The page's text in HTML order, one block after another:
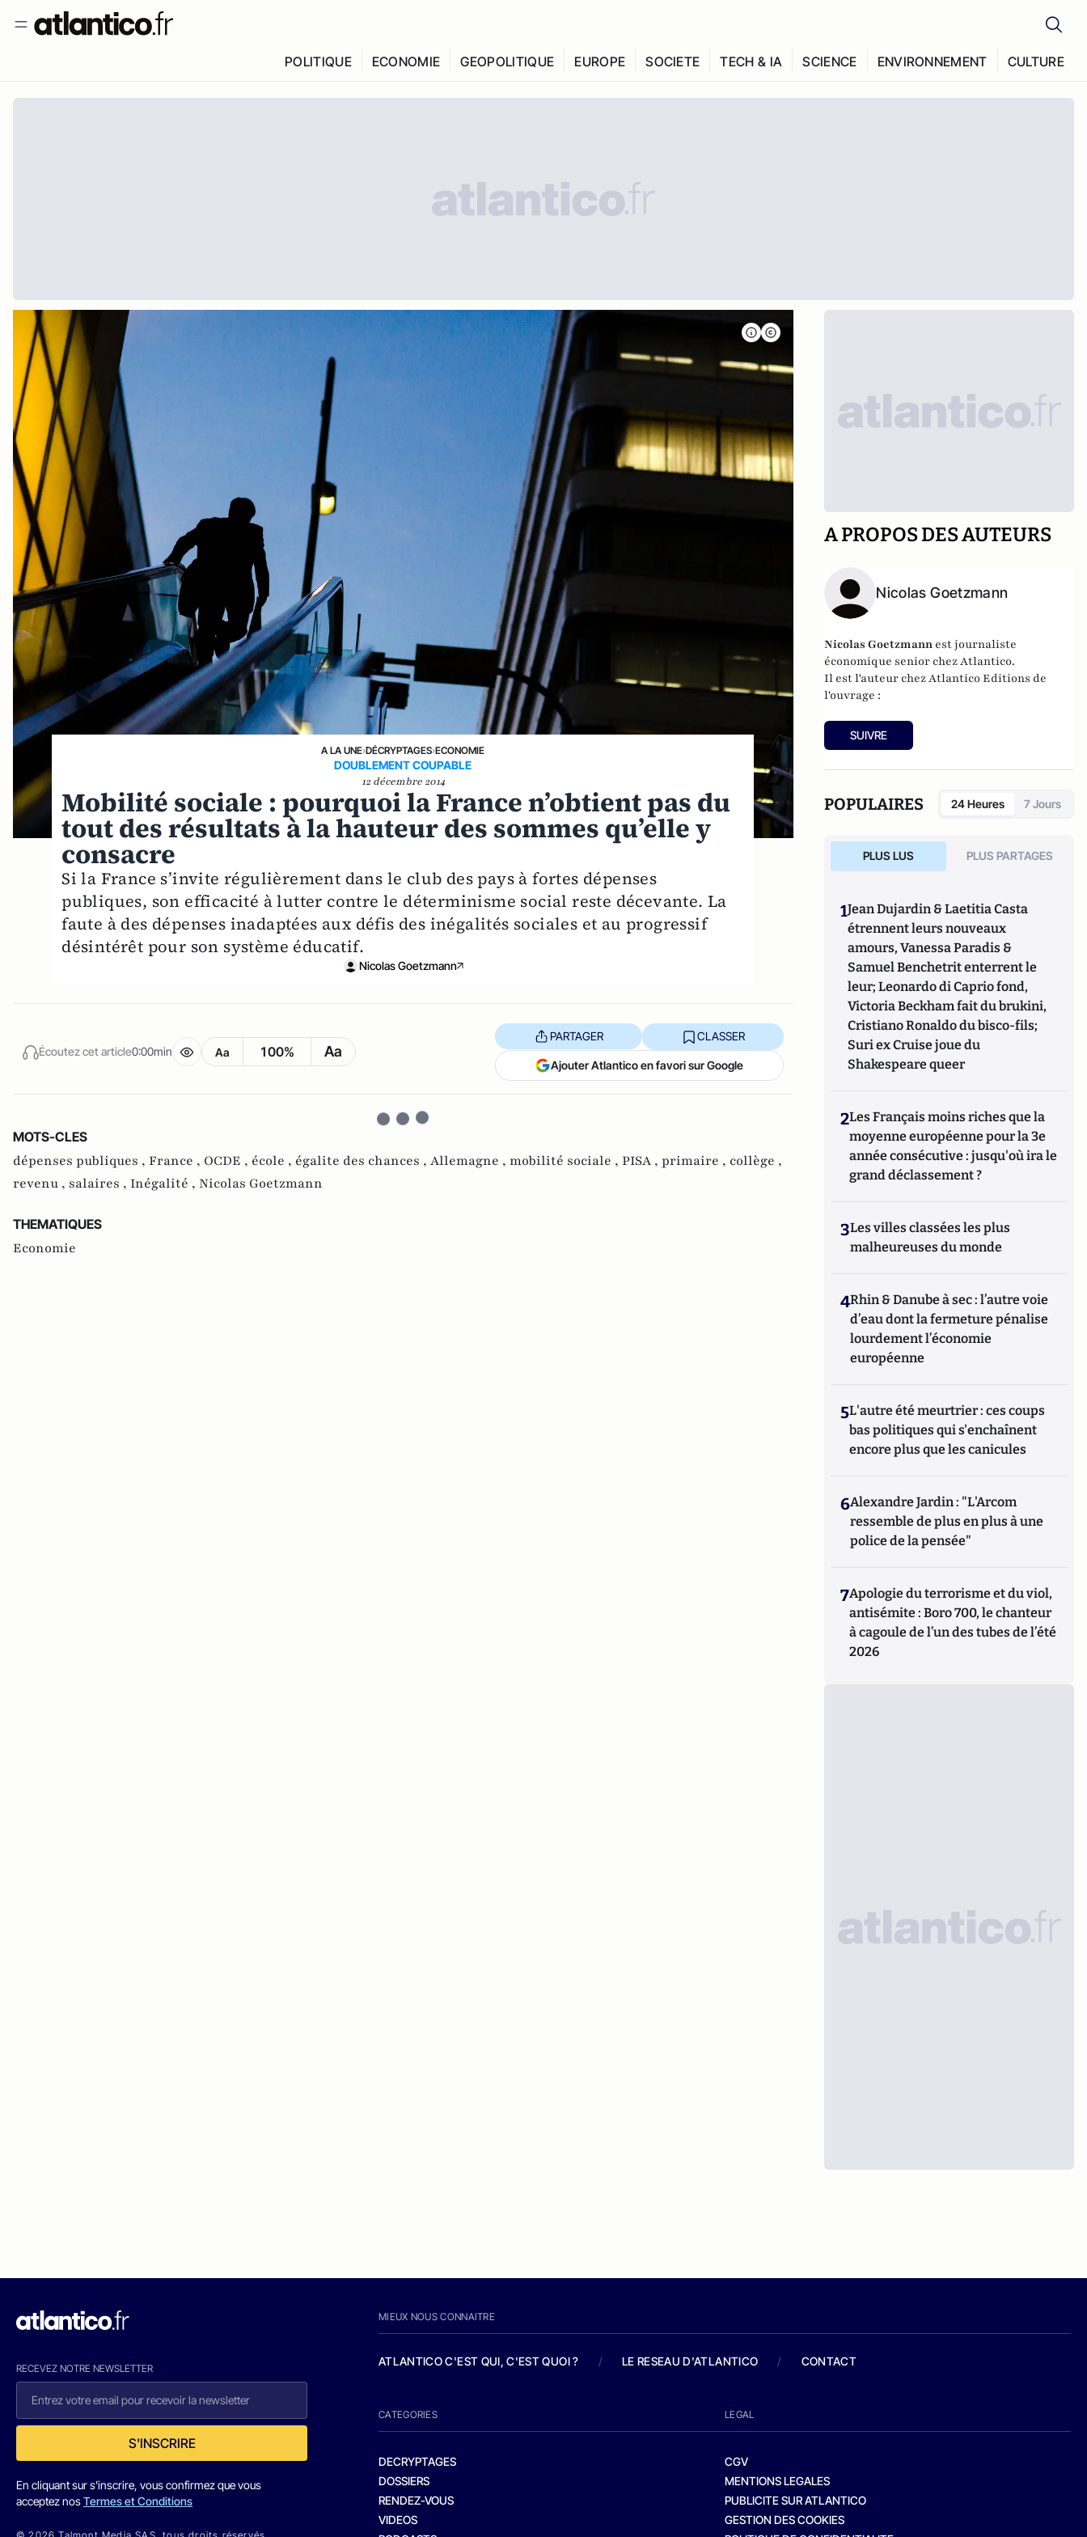
POLITIQUE ECONOMIE GEOPOLITIQUE EUROPE SOCIETE TECH & IA SCIENCE ENVIRONNEMENT CULTURE
A LA UNE›DÉCRYPTAGES›ECONOMIE
DOUBLEMENT COUPABLE
12 décembre 2014
Mobilité sociale : pourquoi la France n’obtient pas du
tout des résultats à la hauteur des sommes qu’elle y
consacre
Si la France s’invite régulièrement dans le club des pays à fortes dépenses
publiques, son efficacité à lutter contre le déterminisme social reste décevante. La
faute à des dépenses inadaptées aux défis des inégalités sociales et au progressif
désintérêt pour son système éducatif.
Nicolas Goetzmann
Écoutez cet article0:00min Aa 100% Aa
PARTAGER CLASSER
Ajouter Atlantico en favori sur Google
MOTS-CLES
dépenses publiques , France , OCDE , école , égalite des chances , Allemagne , mobilité sociale , PISA , primaire , collège ,
revenu , salaires , Inégalité , Nicolas Goetzmann
THEMATIQUES
Economie
A PROPOS DES AUTEURS
Nicolas Goetzmann
NicolasGoetzmann est journaliste
économique senior chez Atlantico.
Il est l'auteur chezAtlantico Editions de
l'ouvrage :
SUIVRE
POPULAIRES 24 Heures 7 Jours
PLUS LUS PLUS PARTAGES
1Jean Dujardin & Laetitia Casta
étrennent leurs nouveaux
amours, Vanessa Paradis &
Samuel Benchetrit enterrent le
leur; Leonardo di Caprio fond,
Victoria Beckham fait du brukini,
Cristiano Ronaldo du bisco-fils;
Suri ex Cruise joue du
Shakespeare queer
2Les Français moins riches que la
moyenne européenne pour la 3e
année consécutive : jusqu'où ira le
grand déclassement ?
3Les villes classées les plus
malheureuses du monde
4Rhin & Danube à sec : l’autre voie
d’eau dont la fermeture pénalise
lourdement l’économie
européenne
5L'autre été meurtrier : ces coups
bas politiques qui s'enchaînent
encore plus que les canicules
6Alexandre Jardin : "L'Arcom
ressemble de plus en plus à une
police de la pensée"
7Apologie du terrorisme et du viol,
antisémite : Boro 700, le chanteur
à cagoule de l’un des tubes de l’été
2026
RECEVEZ NOTRE NEWSLETTER
S'INSCRIRE
En cliquant sur s'inscrire, vous confirmez que vous
acceptez nosTermes et Conditions
MIEUX NOUS CONNAITRE
ATLANTICO C'EST QUI, C'EST QUOI ? / LE RESEAU D'ATLANTICO / CONTACT
CATEGORIES
DECRYPTAGES
DOSSIERS
RENDEZ-VOUS
VIDEOS
LEGAL
CGV
MENTIONS LEGALES
PUBLICITE SUR ATLANTICO
GESTION DES COOKIES